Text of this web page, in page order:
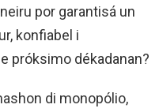
por garantisá un
konfiabel i
próksimo dékadanan?
di monopólio,